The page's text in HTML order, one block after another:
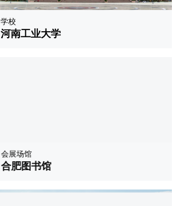
学校
河南工业大学
会展场馆
合肥图书馆